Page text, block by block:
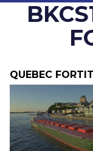
QUEBEC